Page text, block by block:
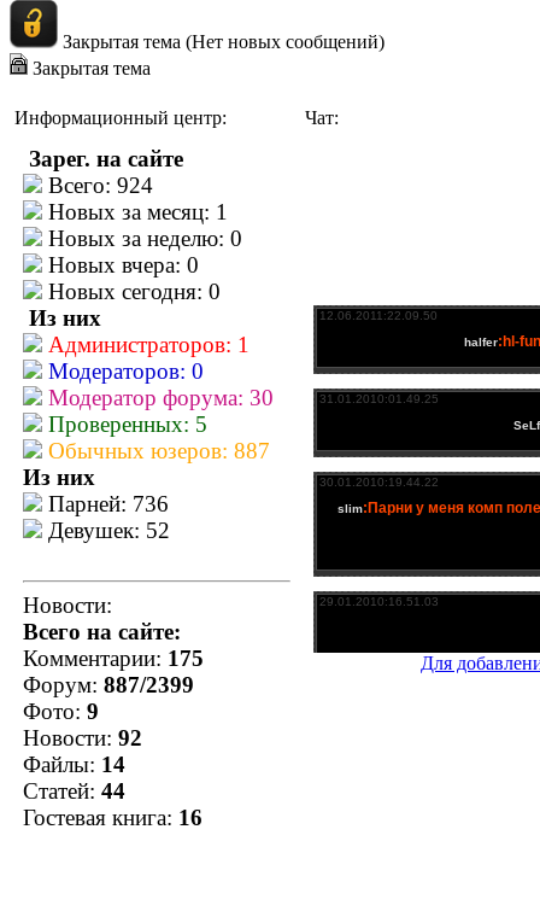
Закрытая тема (Нет новых сообщений)
Закрытая тема
Информационный центр: Чат:
Зарег. на сайте
Всего: 924
Новых за месяц: 1
Новых за неделю: 0
Новых вчера: 0
Новых сегодня: 0
Из них
Администраторов: 1
Модераторов: 0
Модератор форума: 30
Проверенных: 5
Обычных юзеров: 887
Из них
Парней: 736
Девушек: 52
Новости:
Всего на сайте:
Комментарии: 175
Форум: 887/2399
Фото: 9
Новости: 92
Файлы: 14
Статей: 44
Гостевая книга: 16
Для